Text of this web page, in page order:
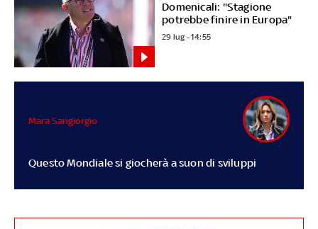
Domenicali: "Stagione
potrebbe finire in Europa"
29 lug - 14:55
Questo Mondiale si giocherà a suon di sviluppi
Mara Sangiorgio